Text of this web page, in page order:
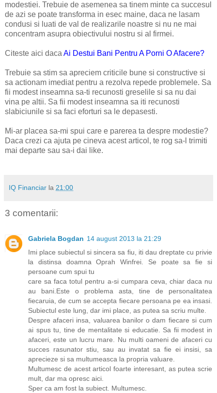
modestiei. Trebuie de asemenea sa tinem minte ca succesul
de azi se poate transforma in esec maine, daca ne lasam
condusi si luati de val de realizarile noastre si nu ne mai
concentram asupra obiectivului nostru si al firmei.
Citeste aici daca Ai Destui Bani Pentru A Porni O Afacere?
Trebuie sa stim sa apreciem criticile bune si constructive si
sa actionam imediat pentru a rezolva repede problemele. Sa
fii modest inseamna sa-ti recunosti greselile si sa nu dai
vina pe altii. Sa fii modest inseamna sa iti recunosti
slabiciunile si sa faci eforturi sa le depasesti.
Mi-ar placea sa-mi spui care e parerea ta despre modestie?
Daca crezi ca ajuta pe cineva acest articol, te rog sa-l trimiti
mai departe sau sa-i dai like.
IQ Financiar la 21:00
3 comentarii:
Gabriela Bogdan 14 august 2013 la 21:29
Imi place subiectul si sincera sa fiu, iti dau dreptate cu privie
la distinsa doamna Oprah Winfrei. Se poate sa fie si
persoane cum spui tu
care sa faca totul pentru a-si cumpara ceva, chiar daca nu
au bani.Este o problema asta, tine de personalitatea
fiecaruia, de cum se accepta fiecare persoana pe ea insasi.
Subiectul este lung, dar imi place, as putea sa scriu multe.
Despre afaceri insa, valuarea banilor o dam fiecare si cum
ai spus tu, tine de mentalitate si educatie. Sa fii modest in
afaceri, este un lucru mare. Nu multi oameni de afaceri cu
succes rasunator stiu, sau au invatat sa fie ei insisi, sa
aprecieze si sa multumeasca la propria valuare.
Multumesc de acest articol foarte interesant, as putea scrie
mult, dar ma opresc aici.
Sper ca am fost la subiect. Multumesc.